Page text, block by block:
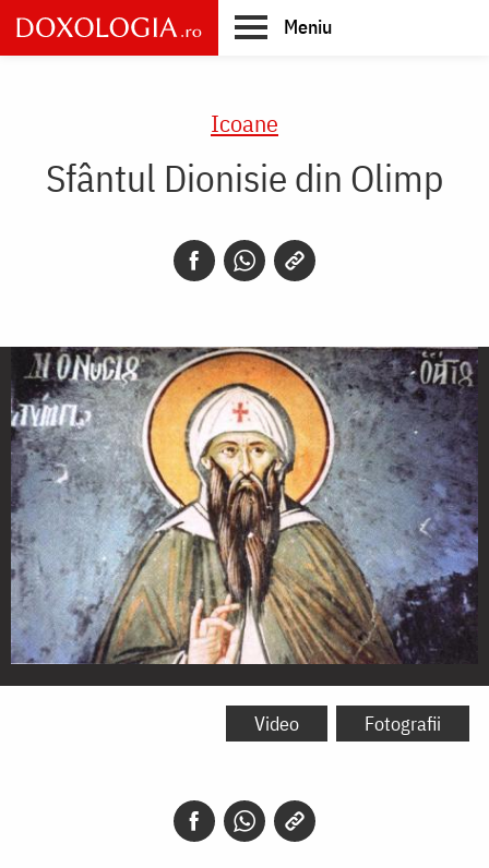
Skip
to
main
Meniu
Icoane
Sfântul Dionisie din Olimp
Sfântul
Video Fotografii